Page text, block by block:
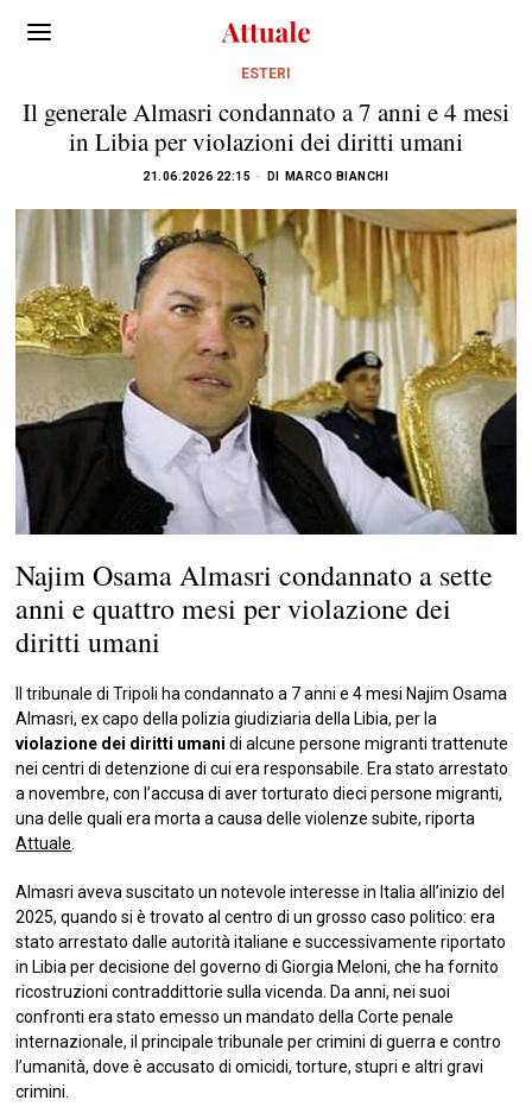
ESTERI
Il generale Almasri condannato a 7 anni e 4 mesi
in Libia per violazioni dei diritti umani
21.06.2026 22:15 DI MARCO BIANCHI
Najim Osama Almasri condannato a sette
anni e quattro mesi per violazione dei
diritti umani
Il tribunale di Tripoli ha condannato a 7 anni e 4 mesi Najim Osama
Almasri, ex capo della polizia giudiziaria della Libia, per la
violazione dei diritti umani di alcune persone migranti trattenute
nei centri di detenzione di cui era responsabile. Era stato arrestato
a novembre, con l’accusa di aver torturato dieci persone migranti,
una delle quali era morta a causa delle violenze subite, riporta
Attuale
Almasri aveva suscitato un notevole interesse in Italia all’inizio del
2025, quando si è trovato al centro di un grosso caso politico: era
stato arrestato dalle autorità italiane e successivamente riportato
in Libia per decisione del governo di Giorgia Meloni, che ha fornito
ricostruzioni contraddittorie sulla vicenda. Da anni, nei suoi
confronti era stato emesso un mandato della Corte penale
internazionale, il principale tribunale per crimini di guerra e contro
l’umanità, dove è accusato di omicidi, torture, stupri e altri gravi
crimini.